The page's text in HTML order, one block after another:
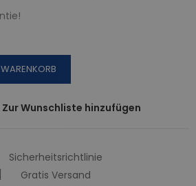
Zur Wunschliste hinzufügen
Sicherheitsrichtlinie
Gratis Versand